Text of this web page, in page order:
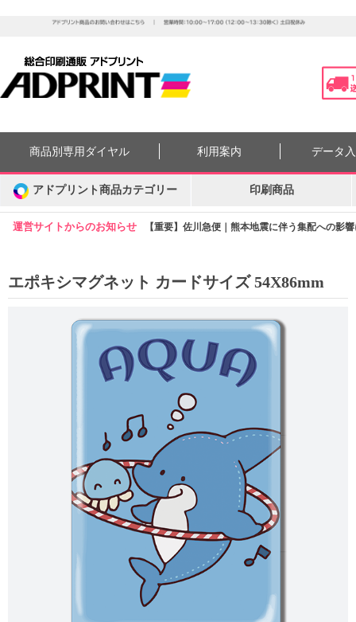
運営サイトからのお知らせ 【重要】佐川急便｜熊本地震に伴う集配への影
商品別専用ダイヤル 利用案内 データ
アドプリント商品カテゴリー 印刷商品
エポキシマグネット カードサイズ 54X86mm